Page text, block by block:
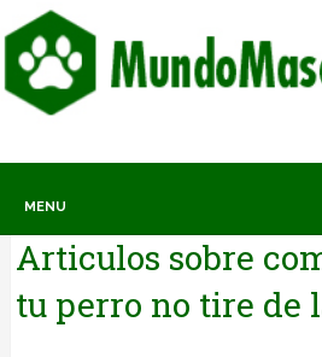
MENU
Articulos sobre
tu perro no tire de